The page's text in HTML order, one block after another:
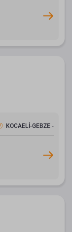
KOCAELİ-GEBZE -